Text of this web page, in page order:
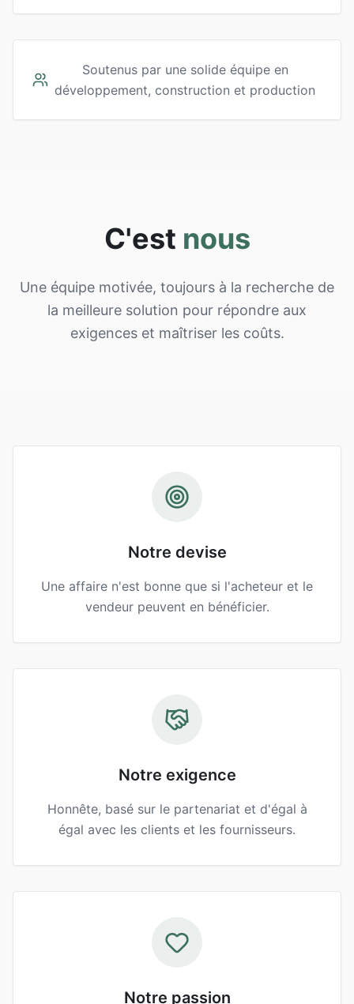
Soutenus par une solide équipe en
développement, construction et production
C'est nous
Une équipe motivée, toujours à la recherche de
la meilleure solution pour répondre aux
exigences et maîtriser les coûts.
Notre devise
Une affaire n'est bonne que si l'acheteur et le
vendeur peuvent en bénéficier.
Notre exigence
Honnête, basé sur le partenariat et d'égal à
égal avec les clients et les fournisseurs.
Notre passion